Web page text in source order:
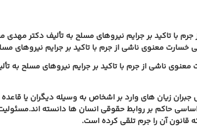
با تاکید بر جرایم نیروهای مسلح به تألیف دکتر مهدی
معنوی ناشی از جرم با تاکید بر جرایم نیروهای
ناشی از جرم با تاکید بر جرایم نیروهای مسلح به
زیان های وارد بر اشخاص به وسیله دیگران یا
حاکم بر روابط حقوقی انسان ها دانسته
قانون آن را جرم تلقی کرده است.